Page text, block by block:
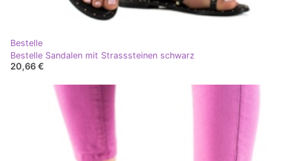
Bestelle
Bestelle Sandalen mit Strasssteinen schwarz
20,66 €